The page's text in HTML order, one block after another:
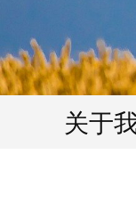
关于